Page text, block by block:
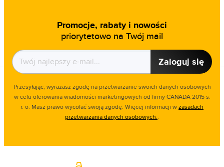
Promocje, rabaty i nowości
priorytetowo na Twój mail
Zaloguj się
Przesyłając, wyrażasz zgodę na przetwarzanie swoich danych osobowych
w celu oferowania wiadomości marketingowych od firmy CANADA 2015 s.
r. o. Masz prawo wycofać swoją zgodę. Więcej informacji wzasadach
przetwarzania danych osobowych..